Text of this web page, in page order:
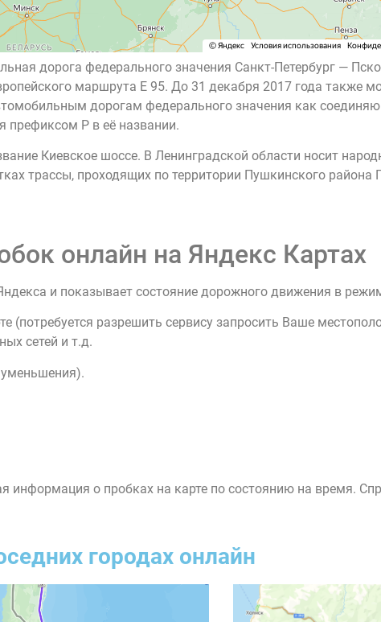
дорога федерального значения Санкт-Петербург —
маршрута E 95. До 31 декабря 2017 года также
дорогам федерального значения как
префиксом Р в её названии.
Киевское шоссе. В Ленинградской области носит
трассы, проходящих по территории Пушкинского района
онлайн на Яндекс Картах
и показывает состояние дорожного движения в
(потребуется разрешить сервису запросить Ваше
сетей и т.д.
о пробках на карте по состоянию на время.
городах онлайн